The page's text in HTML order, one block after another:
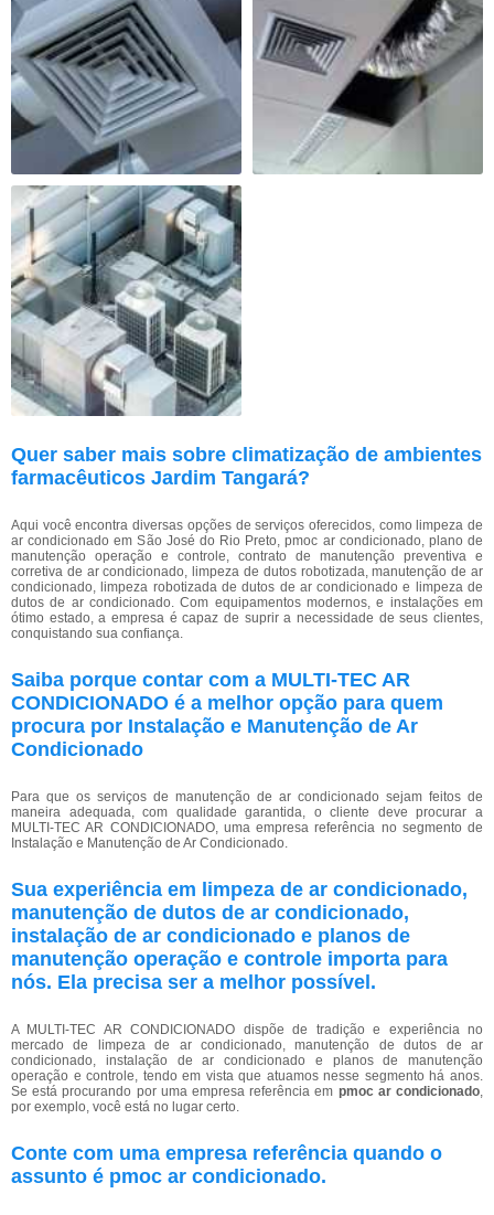
Quer saber mais sobre climatização de ambientes
farmacêuticos Jardim Tangará?
Aqui você encontra diversas opções de serviços oferecidos, como limpeza de
ar condicionado em São José do Rio Preto, pmoc ar condicionado, plano de
manutenção operação e controle, contrato de manutenção preventiva e
corretiva de ar condicionado, limpeza de dutos robotizada, manutenção de ar
condicionado, limpeza robotizada de dutos de ar condicionado e limpeza de
dutos de ar condicionado. Com equipamentos modernos, e instalações em
ótimo estado, a empresa é capaz de suprir a necessidade de seus clientes,
conquistando sua confiança.
Saiba porque contar com a MULTI-TEC AR
CONDICIONADO é a melhor opção para quem
procura por Instalação e Manutenção de Ar
Condicionado
Para que os serviços de manutenção de ar condicionado sejam feitos de
maneira adequada, com qualidade garantida, o cliente deve procurar a
MULTI-TEC AR CONDICIONADO, uma empresa referência no segmento de
Instalação e Manutenção de Ar Condicionado.
Sua experiência em limpeza de ar condicionado,
manutenção de dutos de ar condicionado,
instalação de ar condicionado e planos de
manutenção operação e controle importa para
nós. Ela precisa ser a melhor possível.
A MULTI-TEC AR CONDICIONADO dispõe de tradição e experiência no
mercado de limpeza de ar condicionado, manutenção de dutos de ar
condicionado, instalação de ar condicionado e planos de manutenção
operação e controle, tendo em vista que atuamos nesse segmento há anos.
Se está procurando por uma empresa referência em pmoc ar condicionado,
por exemplo, você está no lugar certo.
Conte com uma empresa referência quando o
assunto é pmoc ar condicionado.